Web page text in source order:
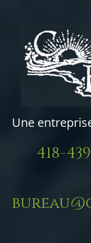
Une
418-